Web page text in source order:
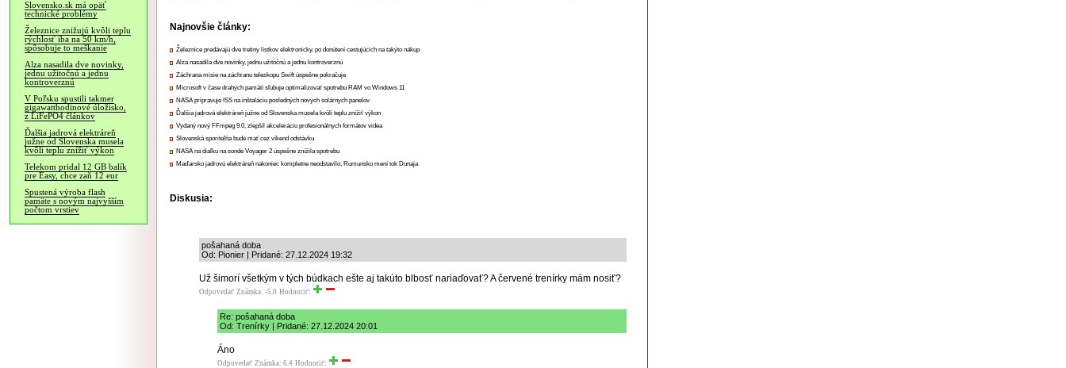
Slovensko.sk má opäť
technické problémy
Železnice znižujú kvôli teplu
rýchlosť iba na 50 km/h,
spôsobuje to meškanie
Alza nasadila dve novinky,
jednu užitočnú a jednu
kontroverznú
V Poľsku spustili takmer
gigawatthodinové úložisko,
z LiFePO4 článkov
Ďalšia jadrová elektráreň
južne od Slovenska musela
kvôli teplu znížiť výkon
Telekom pridal 12 GB balík
pre Easy, chce zaň 12 eur
Spustená výroba flash
pamäte s novým najvyšším
počtom vrstiev
Najnovšie články:
Železnice predávajú dve tretiny lístkov elektronicky, po donútení cestujúcich na takýto nákup
Alza nasadila dve novinky, jednu užitočnú a jednu kontroverznú
Záchrana misie na záchranu teleskopu Swift úspešne pokračuje
Microsoft v čase drahých pamätí sľubuje optimalizovať spotrebu RAM vo Windows 11
NASA pripravuje ISS na inštaláciu posledných nových solárnych panelov
Ďalšia jadrová elektráreň južne od Slovenska musela kvôli teplu znížiť výkon
Vydaný nový FFmpeg 9.0, zlepšil akceleráciu profesionálnych formátov videa
Slovenská sporiteľňa bude mať cez víkend odstávku
NASA na diaľku na sonde Voyager 2 úspešne znížila spotrebu
Maďarsko jadrovú elektráreň nakoniec kompletne neodstavilo, Rumunsko mení tok Dunaja
Diskusia:
pošahaná doba
Od: Pionier | Pridané: 27.12.2024 19:32
Už šimorí všetkým v tých búdkach ešte aj takúto blbosť nariaďovať? A červené trenírky mám nosiť?
Odpovedať Známka: -5.0 Hodnotiť:
Re: pošahaná doba
Od: Trenírky | Pridané: 27.12.2024 20:01
Áno
Odpovedať Známka: 6.4 Hodnotiť: